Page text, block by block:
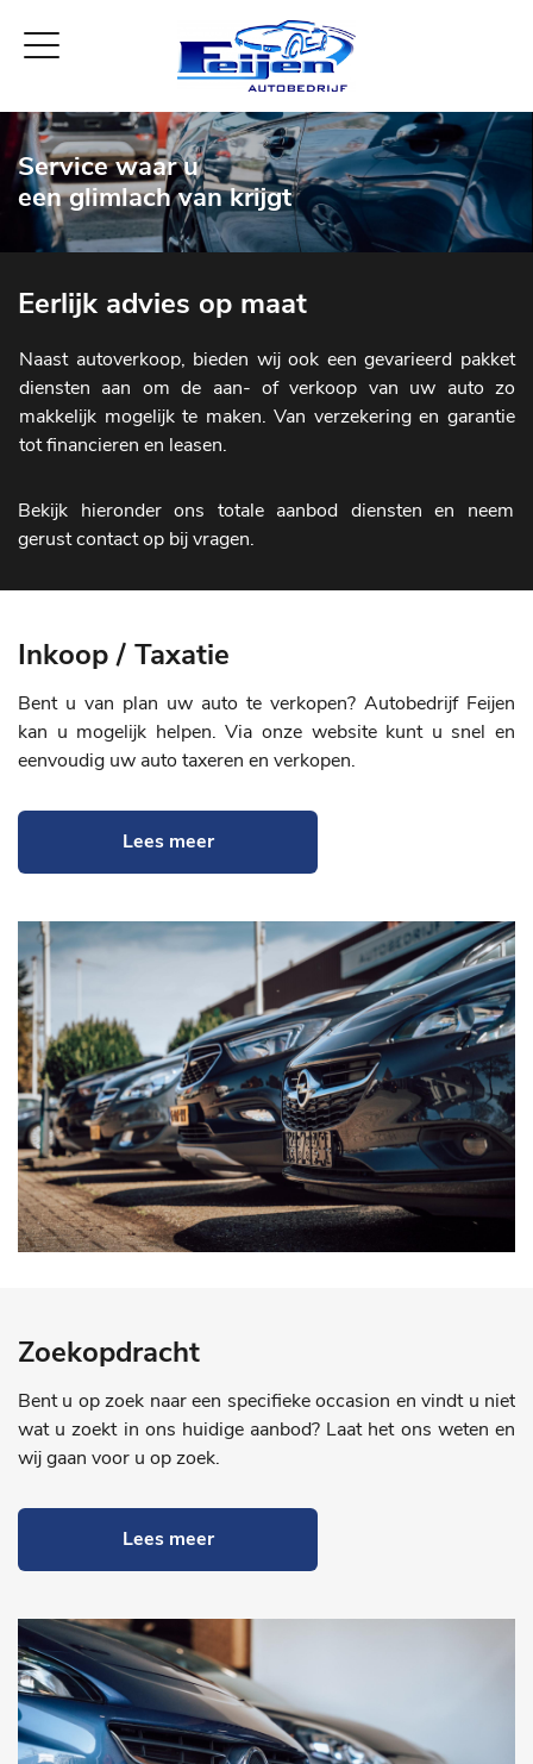
Service waar u
een glimlach van krijgt
Eerlijk advies op maat
Naast autoverkoop, bieden wij ook een gevarieerd pakket
diensten aan om de aan- of verkoop van uw auto zo
makkelijk mogelijk te maken. Van verzekering en garantie
tot financieren en leasen.
Bekijk hieronder ons totale aanbod diensten en neem
gerust contact op bij vragen.
Inkoop / Taxatie
Bent u van plan uw auto te verkopen? Autobedrijf Feijen
kan u mogelijk helpen. Via onze website kunt u snel en
eenvoudig uw auto taxeren en verkopen.
Lees meer
Zoekopdracht
Bent u op zoek naar een specifieke occasion en vindt u niet
wat u zoekt in ons huidige aanbod? Laat het ons weten en
wij gaan voor u op zoek.
Lees meer